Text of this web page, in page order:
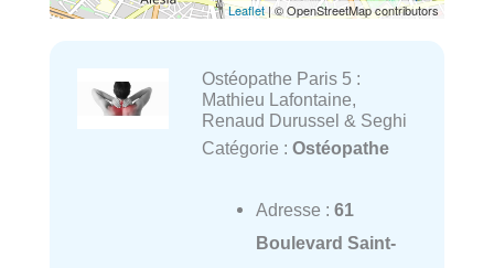
Leaflet| © OpenStreetMap contributors
Ostéopathe Paris 5 :
Mathieu Lafontaine,
Renaud Durussel & Seghi
Catégorie : Ostéopathe
Adresse : 61
Boulevard Saint-